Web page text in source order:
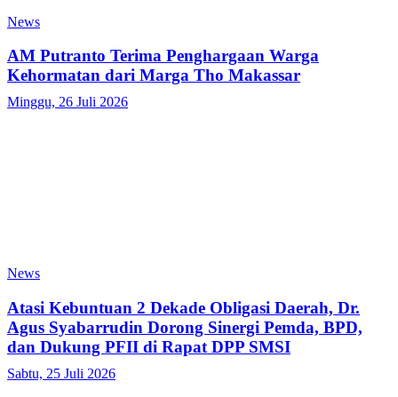
News
AM Putranto Terima Penghargaan Warga
Kehormatan dari Marga Tho Makassar
Minggu, 26 Juli 2026
News
Atasi Kebuntuan 2 Dekade Obligasi Daerah, Dr.
Agus Syabarrudin Dorong Sinergi Pemda, BPD,
dan Dukung PFII di Rapat DPP SMSI
Sabtu, 25 Juli 2026